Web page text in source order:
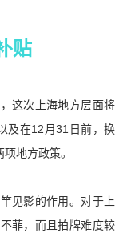
贴
这次上海地方层面将
及在12月31日前，换
地方政策。
见影的作用。对于上
菲，而且拍牌难度较